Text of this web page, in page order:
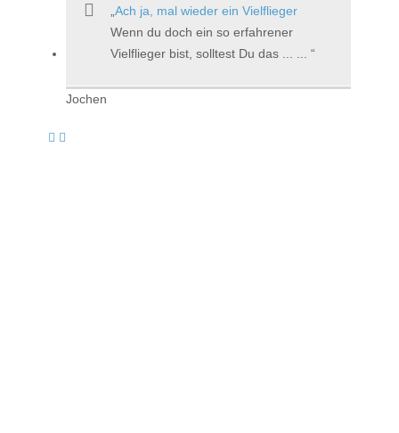
Ach ja, mal wieder ein Vielflieger
Wenn du doch ein so erfahrener
Vielflieger bist, solltest Du das ... ...
Jochen